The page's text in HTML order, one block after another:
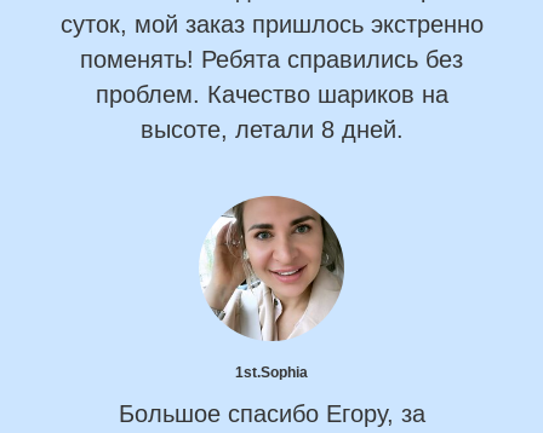
суток, мой заказ пришлось экстренно
поменять! Ребята справились без
проблем. Качество шариков на
высоте, летали 8 дней.
1st.Sophia
Большое спасибо Егору, за